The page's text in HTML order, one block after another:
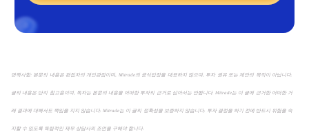
면책사항: 본문의 내용은 편집자의 개인관점이며, Mitrade의 공식입장을 대표하지 않으며, 투자 권유 또는 제안의 목적이 아닙니다.
글의 내용은 단지 참고용이며, 독자는 본문의 내용을 어떠한 투자의 근거로 삼아서는 안됩니다. Mitrade는 이 글에 근거한 어떠한 거
래 결과에 대해서도 책임을 지지 않습니다. Mitrade는 이 글의 정확성을 보증하지 않습니다. 투자 결정을 하기 전에 반드시 위험을 숙
지할 수 있도록 독립적인 재무 상담사의 조언을 구해야 합니다.